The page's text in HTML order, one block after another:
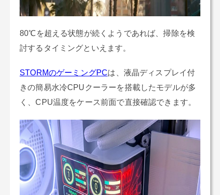
80℃を超える状態が続くようであれば、掃除を検
討するタイミングといえます。
STORMのゲーミングPCは、液晶ディスプレイ付
きの簡易水冷CPUクーラーを搭載したモデルが多
く、CPU温度をケース前面で直接確認できます。